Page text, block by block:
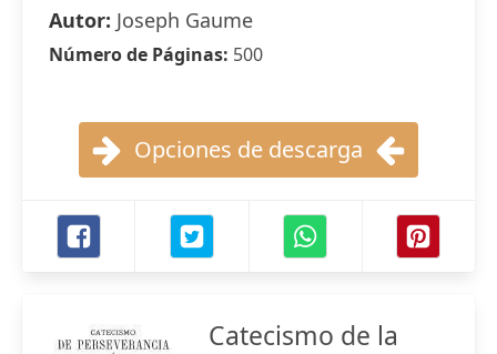
Autor: Joseph Gaume
Número de Páginas: 500
Opciones de descarga
Catecismo de la